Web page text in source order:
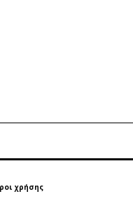
χρήσης